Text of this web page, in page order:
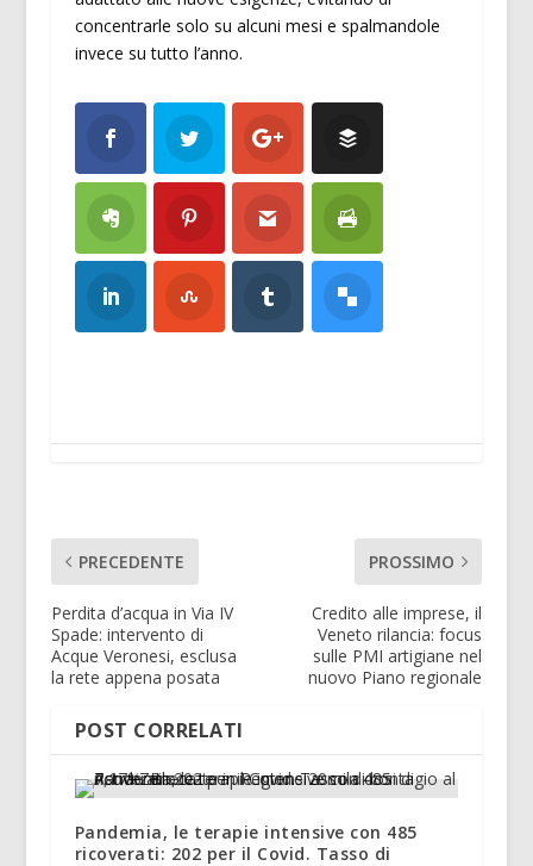
concentrarle solo su alcuni mesi e spalmandole
invece su tutto l’anno.
PRECEDENTE
Perdita d’acqua in Via IV
Spade: intervento di
Acque Veronesi, esclusa
la rete appena posata
PROSSIMO
Credito alle imprese, il
Veneto rilancia: focus
sulle PMI artigiane nel
nuovo Piano regionale
POST CORRELATI
Pandemia, le terapie intensive con 485
ricoverati: 202 per il Covid. Tasso di